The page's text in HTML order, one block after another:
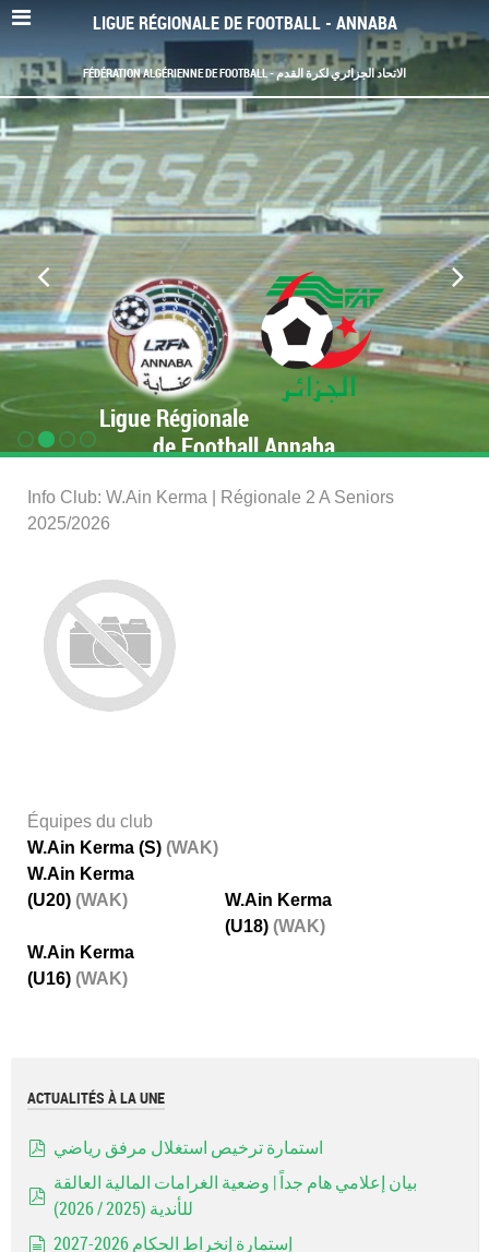
LIGUE RÉGIONALE DE FOOTBALL - ANNABA
FÉDÉRATION ALGÉRIENNE DE FOOTBALL - الاتحاد الجزائري لكرة القدم
Ligue Régionale
de Football Annaba
Info Club: W.Ain Kerma | Régionale 2 A Seniors
2025/2026
Équipes du club
W.Ain Kerma (S) (WAK)
W.Ain Kerma
(U20) (WAK)
W.Ain Kerma
(U18) (WAK)
W.Ain Kerma
(U16) (WAK)
ACTUALITÉS À LA UNE
استمارة ترخيص استغلال مرفق رياضي
pdf
بيان إعلامي هام جداً | وضعية الغرامات المالية العالقة
للأندية (2025 / 2026)
إستمارة إنخراط الحكام 2026-2027